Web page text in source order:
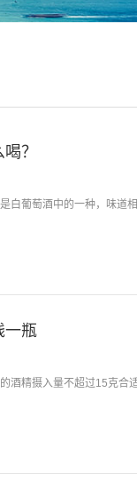
？
白葡萄酒中的一种，味道
一瓶
酒精摄入量不超过15克合